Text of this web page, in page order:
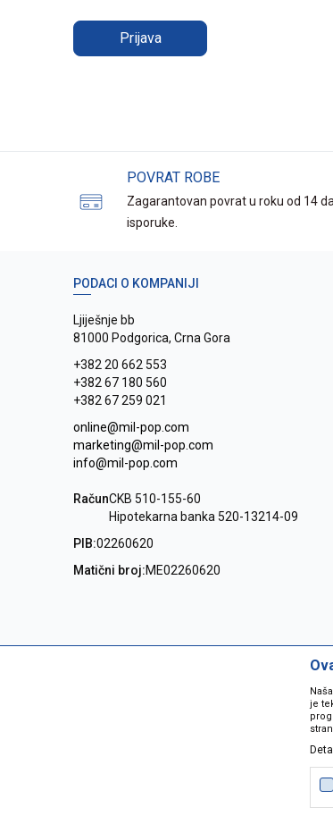
Prijava
POVRAT ROBE
Zagarantovan povrat u roku od 14
isporuke.
PODACI O KOMPANIJI
Ljiješnje bb
81000 Podgorica, Crna Gora
+382 20 662 553
+382 67 180 560
+382 67 259 021
online@mil-pop.com
marketing@mil-pop.com
info@mil-pop.com
RačunCKB 510-155-60
Hipotekarna banka 520-13214-09
PIB:02260620
Matični broj:ME02260620
Nastojimo da
grešaka. Svi artikli na
je